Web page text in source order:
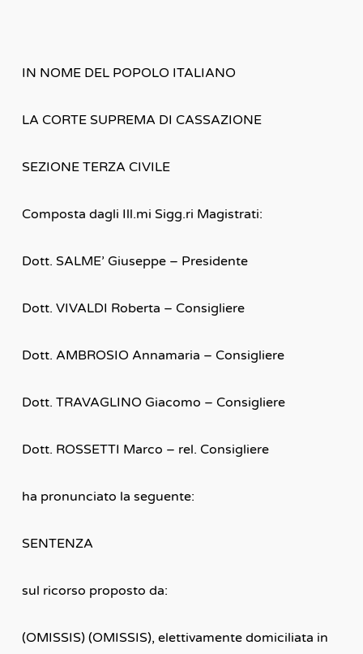
IN NOME DEL POPOLO ITALIANO
LA CORTE SUPREMA DI CASSAZIONE
SEZIONE TERZA CIVILE
Composta dagli Ill.mi Sigg.ri Magistrati:
Dott. SALME’ Giuseppe – Presidente
Dott. VIVALDI Roberta – Consigliere
Dott. AMBROSIO Annamaria – Consigliere
Dott. TRAVAGLINO Giacomo – Consigliere
Dott. ROSSETTI Marco – rel. Consigliere
ha pronunciato la seguente:
SENTENZA
sul ricorso proposto da:
(OMISSIS) (OMISSIS), elettivamente domiciliata in